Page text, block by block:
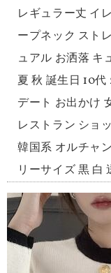
レギュラー丈 イ
ープネック スト
ュアル お洒落 キ
夏 秋 誕生日 10
デート お出かけ
レストラン ショ
韓国系 オルチャ
リーサイズ 黒 白